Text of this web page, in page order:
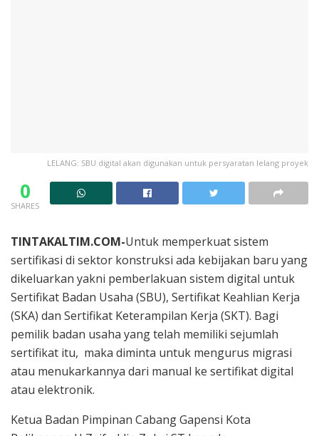
LELANG: SBU digital akan digunakan untuk persyaratan lelang proyek
0
SHARES
TINTAKALTIM.COM-Untuk memperkuat sistem
sertifikasi di sektor konstruksi ada kebijakan baru yang
dikeluarkan yakni pemberlakuan sistem digital untuk
Sertifikat Badan Usaha (SBU), Sertifikat Keahlian Kerja
(SKA) dan Sertifikat Keterampilan Kerja (SKT). Bagi
pemilik badan usaha yang telah memiliki sejumlah
sertifikat itu, maka diminta untuk mengurus migrasi
atau menukarkannya dari manual ke sertifikat digital
atau elektronik.
Ketua Badan Pimpinan Cabang Gapensi Kota